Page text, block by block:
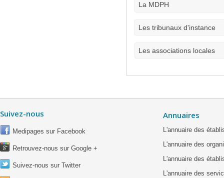
La MDPH
Les tribunaux d'instance
Les associations locales
Suivez-nous
Medipages sur Facebook
Retrouvez-nous sur Google +
Suivez-nous sur Twitter
Annuaires
L'annuaire des
L'annuaire des
L'annuaire des
L'annuaire des